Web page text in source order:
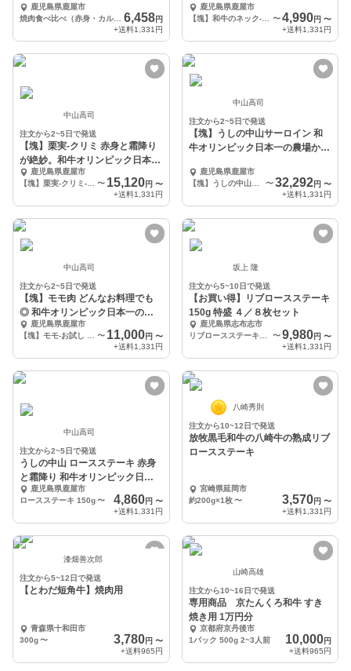
の農場からお届け
鹿児島県鹿屋市
焼肉食べ比べ（赤身・カルビ）400g
6,458円
+送料1,331円
鹿児島県鹿屋市
【塊】和牛のネック-お試し 1kg
〜4,990円 〜
+送料1,331円
中山高司
注文から2~5日で発送
【塊】栗実-クリミ 赤身と霜降り
が絶妙。和牛オリンピック日本一
の農場からお届け
鹿児島県鹿屋市
〜 15,120円 〜
+送料1,331円
中山高司
注文から2~5日で発送
【塊】うしの中山サーロイン 和
牛オリンピック日本一の農場から
鹿児島県鹿屋市
【塊】うしの中山サーロイン-お試し 1kg
〜32,292円 〜
+送料1,331円
中山高司
注文から2~5日で発送
【塊】モモ肉 どんなお料理でも
◎ 和牛オリンピック日本一の農
場からお届け
鹿児島県鹿屋市
〜 11,000円 〜
+送料1,331円
坂上 隆
注文から5~10日で発送
【お買い得】リブロースステーキ
150g 特盛 ４／８枚セット
鹿児島県志布志市
〜9,980円 〜
+送料1,331円
中山高司
注文から2~5日で発送
うしの中山 ロースステーキ 赤身
と霜降り 和牛オリンピック日本
一の農場からお届け
鹿児島県鹿屋市
ロースステーキ 150g〜 4,860円 〜
+送料1,331円
八崎秀則
注文から10~12日で発送
放牧黒毛和牛の八崎牛の熟成リブ
ロースステーキ
宮崎県延岡市
約200g×1枚 〜 3,570円 〜
+送料1,331円
漆畑善次郎
注文から5~12日で発送
【とわだ短角牛】焼肉用
青森県十和田市
300g〜 3,780円 〜
+送料965円
山崎高雄
注文から10~16日で発送
専用商品 京たんくろ和牛 すき
焼き用 1万円分
京都府京丹後市
1パック 500g 2~3人前
10,000円
+送料965円